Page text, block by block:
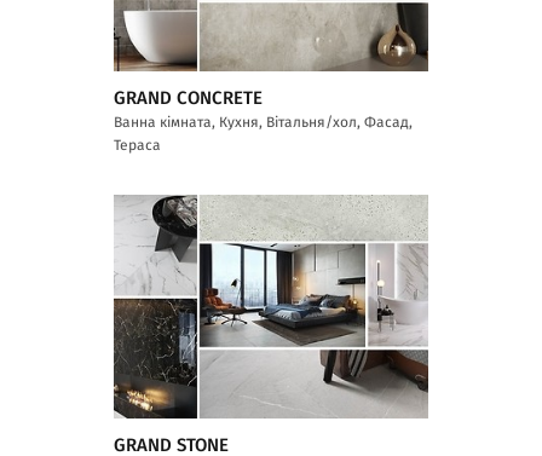
GRAND CONCRETE
Ванна кімната, Кухня, Вітальня/хол, Фасад,
Тераса
GRAND STONE